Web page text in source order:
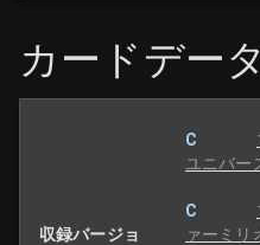
カードデー
収録バージョ
C
ユニバー
C
ァーミリ